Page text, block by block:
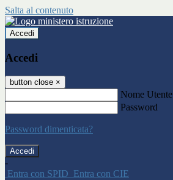
Salta al contenuto
Accedi
Accedi
button close ×
Nome Utente
Password
Password dimenticata?
-
Entra con SPID Entra con CIE